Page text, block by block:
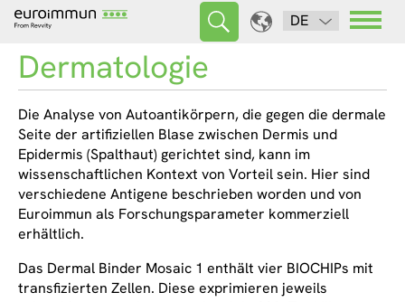
DE
Dermatologie
Die Analyse von Autoantikörpern, die gegen die dermale
Seite der artifiziellen Blase zwischen Dermis und
Epidermis (Spalthaut) gerichtet sind, kann im
wissenschaftlichen Kontext von Vorteil sein. Hier sind
verschiedene Antigene beschrieben worden und von
Euroimmun als Forschungsparameter kommerziell
erhältlich.
Das Dermal Binder Mosaic 1 enthält vier BIOCHIPs mit
transfizierten Zellen. Diese exprimieren jeweils